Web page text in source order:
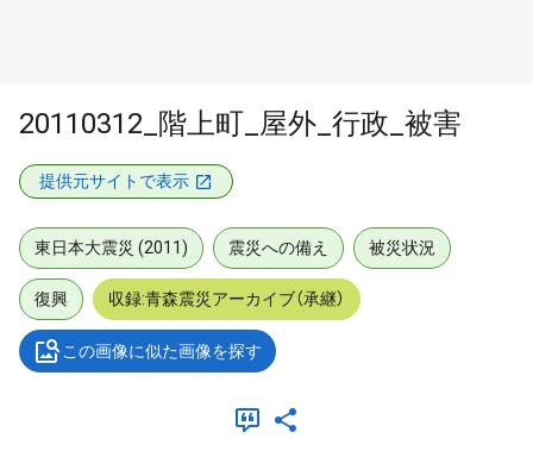
20110312_階上町_屋外_行政_被害
提供元サイトで表示
東日本大震災 (2011) 震災への備え 被災状況
復興 収録:青森震災アーカイブ（承継）
この画像に似た画像を探す